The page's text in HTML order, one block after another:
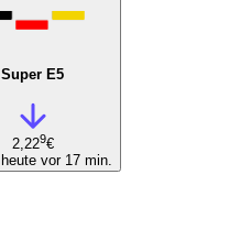
Super E5
2,229€
heute vor 17 min.